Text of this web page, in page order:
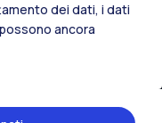
dei dati, i dati
ancora